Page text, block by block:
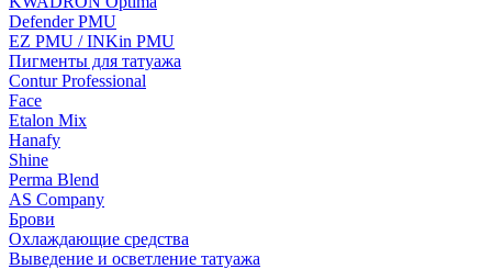
Defender PMU
EZ PMU / INKin PMU
Пигменты для татуажа
Contur Professional
Face
Etalon Mix
Hanafy
Shine
Perma Blend
AS Company
Брови
Охлаждающие средства
Выведение и осветление татуажа